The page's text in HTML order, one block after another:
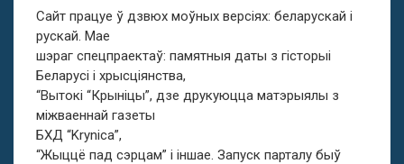
Сайт працуе ў дзвюх моўных версіях: беларускай і
рускай. Мае
шэраг спецпраектаў: памятныя даты з гісторыі
Беларусі і хрысціянства,
“Вытокі “Крыніцы”, дзе друкуюцца матэрыялы з
міжваеннай газеты
БХД “Krynica”,
“Жыццё пад сэрцам” і іншае. Запуск парталу быў